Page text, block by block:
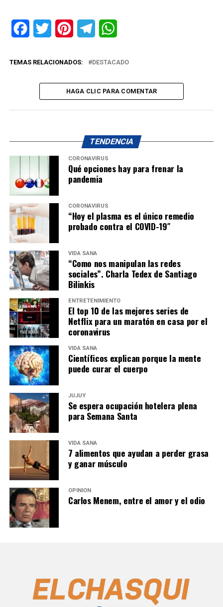
FacebookTwitter PinterestTelegram
TEMAS RELACIONADOS: DESTACADO
HAGA CLIC PARA COMENTAR
TENDENCIA
CORONAVIRUS
Qué opciones hay para frenar la
pandemia
CORONAVIRUS
“Hoy el plasma es el único remedio
probado contra el COVID-19″
VIDA SANA
“Como nos manipulan las redes
sociales”. Charla Tedex de Santiago
Bilinkis
ENTRETENIMIENTO
El top 10 de las mejores series de
Netflix para un maratón en casa por el
coronavirus
VIDA SANA
Científicos explican porque la mente
puede curar el cuerpo
JUJUY
Se espera ocupación hotelera plena
para Semana Santa
VIDA SANA
7 alimentos que ayudan a perder grasa
y ganar músculo
OPINIÓN
Carlos Menem, entre el amor y el odio